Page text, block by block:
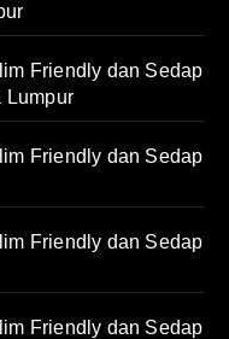
Friendly dan Sedap
Lumpur
Friendly dan Sedap
Friendly dan Sedap
Friendly dan Sedap